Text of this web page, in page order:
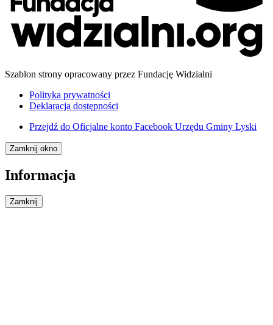
Szablon strony opracowany przez Fundację Widzialni
Polityka prywatności
Deklaracja dostępności
Przejdź do Oficjalne konto Facebook Urzędu Gminy Lyski
Zamknij okno
Informacja
Zamknij